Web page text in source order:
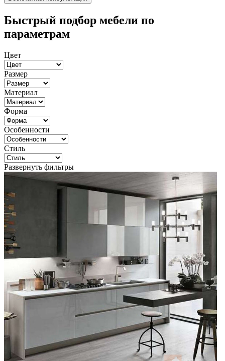
Быстрый подбор мебели по
параметрам
Цвет
Размер
Материал
Форма
Особенности
Стиль
Развернуть фильтры